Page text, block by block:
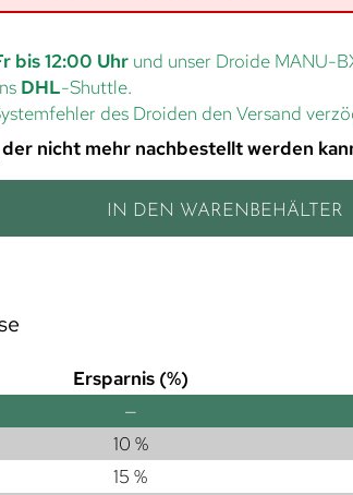
bis 12:00 Uhr und unser Droide MANU-
DHL-Shuttle.
des Droiden den Versand
nicht mehr nachbestellt werden
IN DEN WARENBEHÄLTER
Ersparnis (%)
—
10 %
15 %